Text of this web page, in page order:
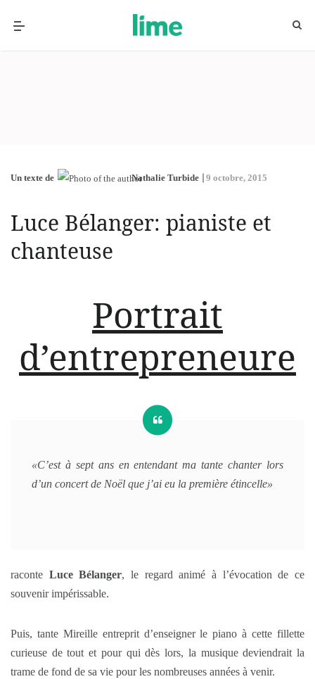
Un texte de Nathalie Turbide 9 octobre, 2015
Luce Bélanger: pianiste et
chanteuse
Portrait
d’entrepreneure
«C’est à sept ans en entendant ma tante chanter lors
d’un concert de Noël que j’ai eu la première étincelle»
raconte Luce Bélanger, le regard animé à l’évocation de ce
souvenir impérissable.
Puis, tante Mireille entreprit d’enseigner le piano à cette fillette
curieuse de tout et pour qui dès lors, la musique deviendrait la
trame de fond de sa vie pour les nombreuses années à venir.